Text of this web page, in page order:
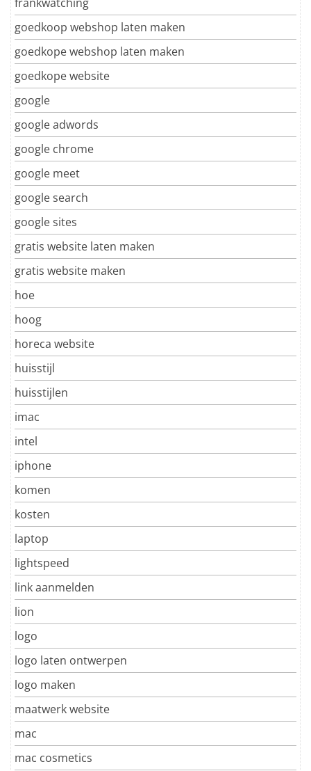
goedkoop webshop laten maken
goedkope webshop laten maken
goedkope website
google
google adwords
google chrome
google meet
google search
google sites
gratis website laten maken
gratis website maken
hoe
hoog
horeca website
huisstijl
huisstijlen
imac
intel
iphone
komen
kosten
laptop
lightspeed
link aanmelden
lion
logo
logo laten ontwerpen
logo maken
maatwerk website
mac
mac cosmetics